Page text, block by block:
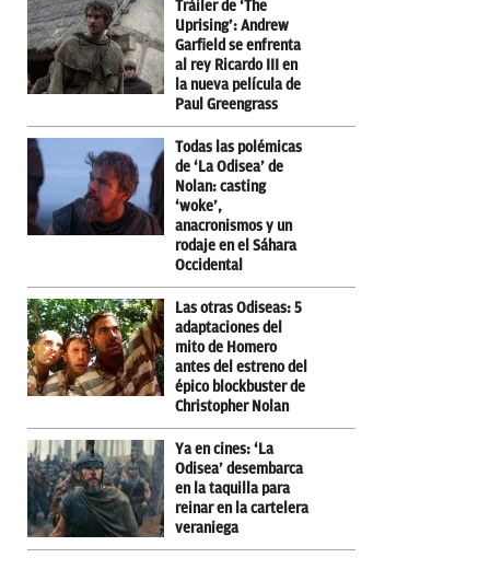
Tráiler de ‘The
Uprising’: Andrew
Garfield se enfrenta
al rey Ricardo III en
la nueva película de
Paul Greengrass
Todas las polémicas
de ‘La Odisea’ de
Nolan: casting
‘woke’,
anacronismos y un
rodaje en el Sáhara
Occidental
Las otras Odiseas: 5
adaptaciones del
mito de Homero
antes del estreno del
épico blockbuster de
Christopher Nolan
Ya en cines: ‘La
Odisea’ desembarca
en la taquilla para
reinar en la cartelera
veraniega